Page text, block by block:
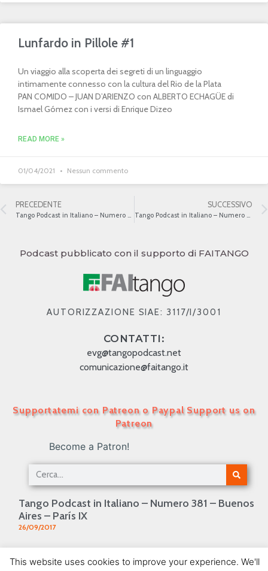
Lunfardo in Pillole #1
Un viaggio alla scoperta dei segreti di un linguaggio
intimamente connesso con la cultura del Rio de la Plata
PAN COMIDO – JUAN D’ARIENZO con ALBERTO ECHAGÜE di
Ismael Gómez con i versi di Enrique Dizeo
READ MORE »
01/04/2021 Nessun commento
PRECEDENTE SUCCESSIVO
Podcast pubblicato con il supporto di FAITANGO
AUTORIZZAZIONE SIAE: 3117/I/3001
CONTATTI:
evg@tangopodcast.net
comunicazione@faitango.it
Supportatemi con Patreon o Paypal Support us on
Patreon
Become a Patron!
Tango Podcast in Italiano – Numero 381 – Buenos
Aires – París IX
26/09/2017
Tango Podcast in Italiano – Numero 377 – Buenos
This website uses cookies to improve your experience. We'll